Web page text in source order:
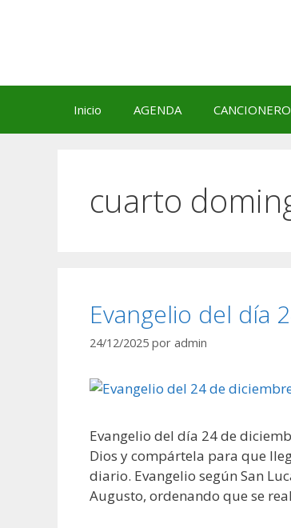
Inicio AGENDA CANCIONERO
cuarto
Evangelio del día
24/12/2025 por admin
Evangelio del día 24 de
Dios y compártela para que
diario. Evangelio según San
Augusto, ordenando que se